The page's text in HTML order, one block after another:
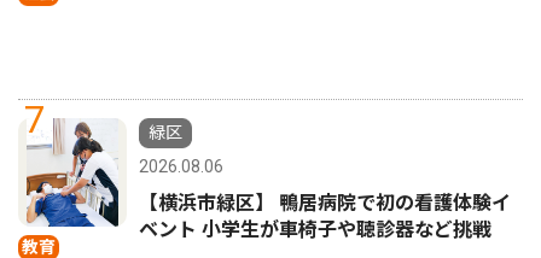
7
教育
緑区
2026.08.06
【横浜市緑区】 鴨居病院で初の看護体験イ
ベント 小学生が車椅子や聴診器など挑戦